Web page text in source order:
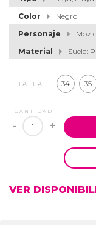
Color
Negro
Personaje
Material
Suela:
TALLA 34 35
CANTIDAD
- +
VER